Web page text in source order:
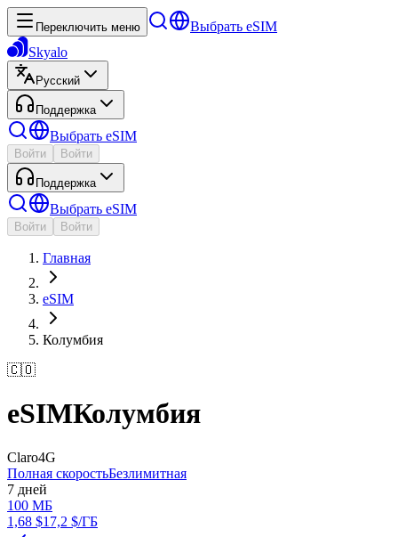
Переключить меню
Выбрать eSIM
Skyalo
Русский
Поддержка
Выбрать eSIM
Войти Войти
Поддержка
Выбрать eSIM
Войти Войти
Главная
eSIM
Колумбия
🇨🇴
eSIMКолумбия
Claro4G
Полная скоростьБезлимитная
7 дней
100 МБ
1,68 $17,2 $/ГБ